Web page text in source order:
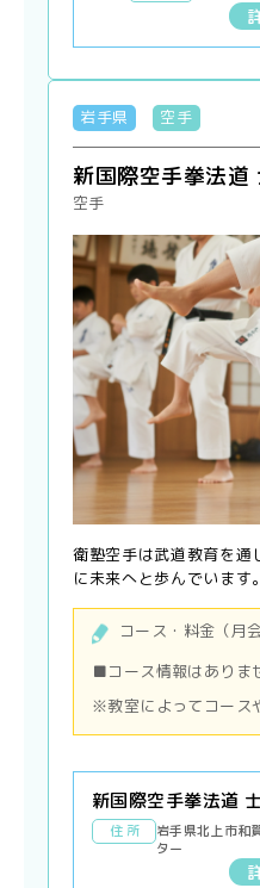
岩手県 空手
新国際空手拳法道
空手
衛塾空手は武道教育を通
に未来へと歩んでいます。
コース・料金（月
■コース情報はありま
※教室によってコース
新国際空手拳法道
住 所
岩手県北上市和
ター